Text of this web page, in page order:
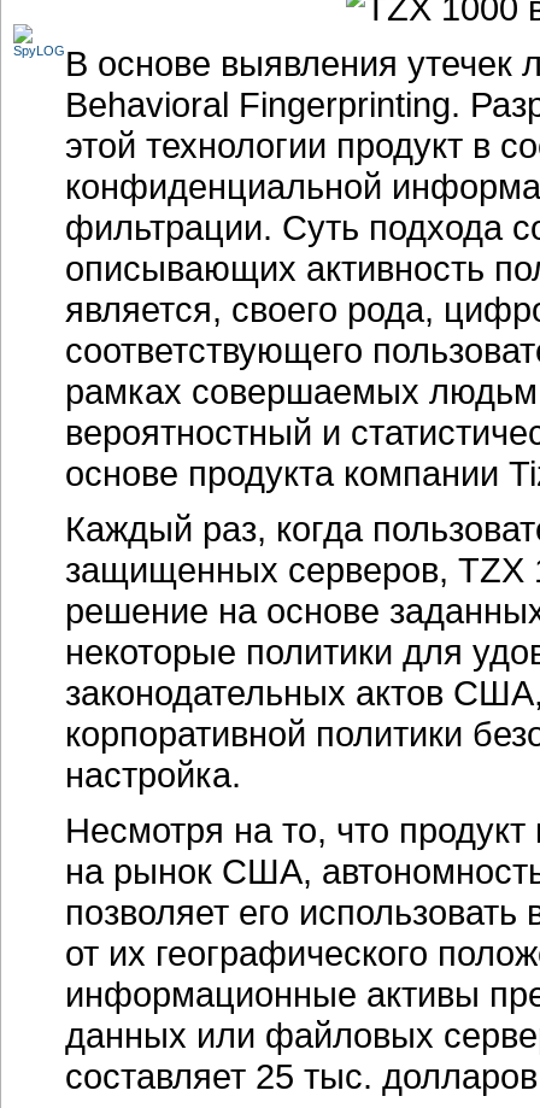
В основе выявления утечек
Behavioral Fingerprinting.
этой технологии продукт в
конфиденциальной
фильтрации. Суть подхода
описывающих активность
является, своего рода,
соответствующего
рамках совершаемых
вероятностный и
основе продукта компании
Каждый раз, когда
защищенных серверов, TZX
решение на основе
некоторые политики для
законодательных актов
корпоративной политики
настройка.
Несмотря на то, что
на рынок США,
позволяет его
от их географического
информационные активы
данных или файловых
составляет 25 тыс.